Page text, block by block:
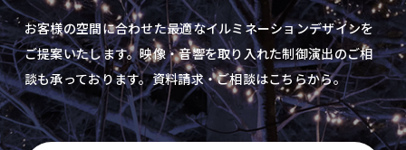
お客様の空間に合わせた最適なイルミネーションデザインを
ご提案いたします。映像・音響を取り入れた制御演出のご相
談も承っております。資料請求・ご相談はこちらから。